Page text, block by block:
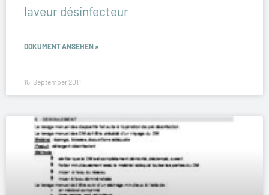
laveur désinfecteur
DOKUMENT ANSEHEN »
15. September 2011